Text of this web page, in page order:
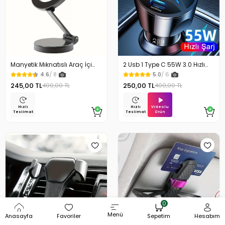
Anasayfa Favoriler Menü
0
Sepetim
Hesabım
Manyetik Mıknatıslı Araç İçi
Telefon Tutucu
4.6/ 8
245,00 TL400,00 TL
Hızlı
Teslimat
2 Usb 1 Type C 55W 3.0 Hızlı
Şarj Aleti Oto Araç Çakmaklık
Şarj Cihazı
5.0/ 6
250,00 TL400,00 TL
Hızlı
Teslimat
Videolu
Ürün